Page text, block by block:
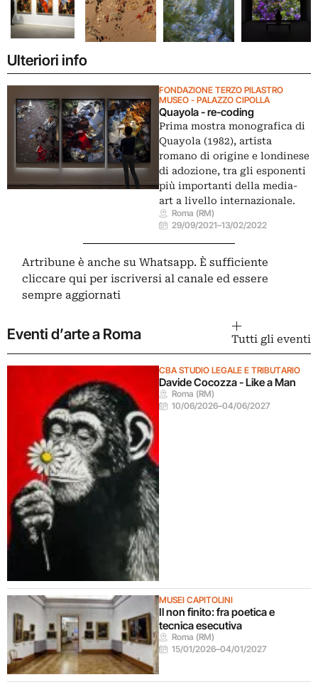
Ulteriori info
FONDAZIONE TERZO PILASTRO
MUSEO - PALAZZO CIPOLLA
Quayola - re-coding
Prima mostra monografica di
Quayola (1982), artista
romano di origine e londinese
di adozione, tra gli esponenti
più importanti della media-
art a livello internazionale.
Roma (RM)
29/09/2021–13/02/2022
Artribune è anche su Whatsapp. È sufficiente
cliccare qui per iscriversi al canale ed essere
sempre aggiornati
Eventi d’arte a Roma Tutti gli eventi
CBA STUDIO LEGALE E TRIBUTARIO
Davide Cocozza - Like a Man
Roma (RM)
10/06/2026–04/06/2027
MUSEI CAPITOLINI
Il non finito: fra poetica e
tecnica esecutiva
Roma (RM)
15/01/2026–04/01/2027